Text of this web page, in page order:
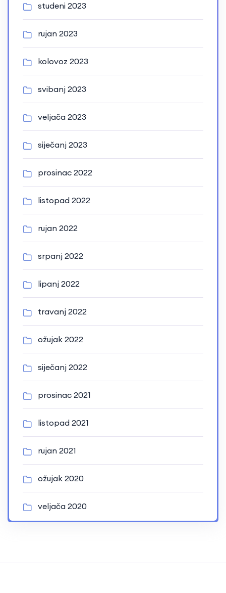
studeni 2023
rujan 2023
kolovoz 2023
svibanj 2023
veljača 2023
siječanj 2023
prosinac 2022
listopad 2022
rujan 2022
srpanj 2022
lipanj 2022
travanj 2022
ožujak 2022
siječanj 2022
prosinac 2021
listopad 2021
rujan 2021
ožujak 2020
veljača 2020